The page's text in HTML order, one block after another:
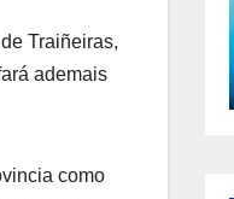
Traiñeiras,
ademais
como